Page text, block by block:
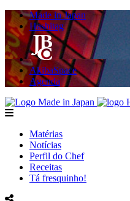
Made in Japan
Hashitag
AkibaSpace
Agenda
menu
Matérias
Notícias
Perfil do Chef
Receitas
Tá fresquinho!
menu redes social